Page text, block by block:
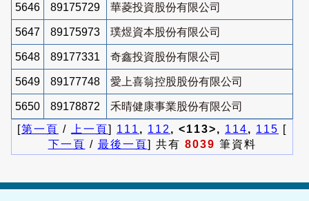
5646 89175729 華菱投資股份有限公司
5647 89175973 璞煜資本股份有限公司
5648 89177331 奇鑫投資股份有限公司
5649 89177748 愛上喜翁控股股份有限公司
5650 89178872
禾晴健康事業股份有限公司
[第一頁 / 上一頁] 111 , 112 , <113>, 114, 115 [
下一頁 / 最後一頁] 共有 8039 筆資料